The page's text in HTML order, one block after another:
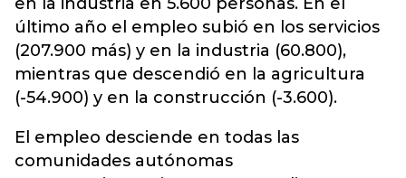
último año el empleo subió en los servicios
(207.900 más) y en la industria (60.800),
mientras que descendió en la agricultura
(-54.900) y en la construcción (-3.600).
El empleo desciende en todas las
comunidades autónomas